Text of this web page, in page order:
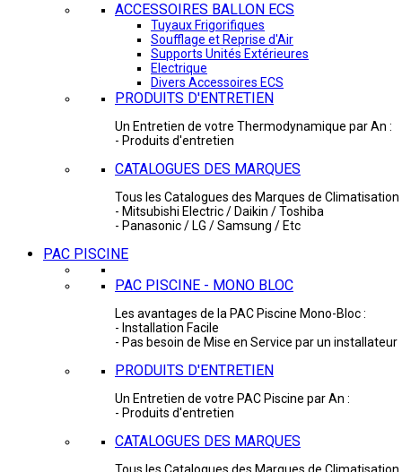
ACCESSOIRES BALLON ECS
Tuyaux Frigorifiques
Soufflage et Reprise d'Air
Supports Unités Extérieures
Electrique
Divers Accessoires ECS
PRODUITS D'ENTRETIEN
Un Entretien de votre Thermodynamique par An :
- Produits d'entretien
CATALOGUES DES MARQUES
Tous les Catalogues des Marques de Climatisation
- Mitsubishi Electric / Daikin / Toshiba
- Panasonic / LG / Samsung / Etc
PAC PISCINE
PAC PISCINE - MONO BLOC
Les avantages de la PAC Piscine Mono-Bloc :
- Installation Facile
- Pas besoin de Mise en Service par un installateur
PRODUITS D'ENTRETIEN
Un Entretien de votre PAC Piscine par An :
- Produits d'entretien
CATALOGUES DES MARQUES